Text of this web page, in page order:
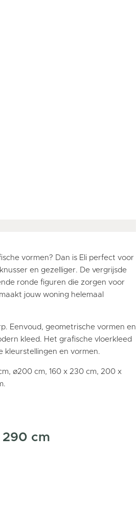
vormen? Dan is Eli perfect voor
en gezelliger. De vergrijsde
ronde figuren die zorgen voor
jouw woning helemaal
Eenvoud, geometrische vormen en
kleed. Het grafische vloerkleed
kleurstellingen en vormen.
ø200 cm, 160 x 230 cm, 200 x
290 cm